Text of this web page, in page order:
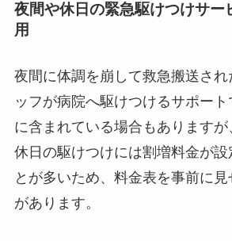
夜間や休日の緊急駆けつけサー
用
夜間に体調を崩して救急搬送され
ッフが病院へ駆けつけるサポー
に含まれている場合もあります
休日の駆けつけには割増料金が設
とが多いため、料金表を事前に
があります。